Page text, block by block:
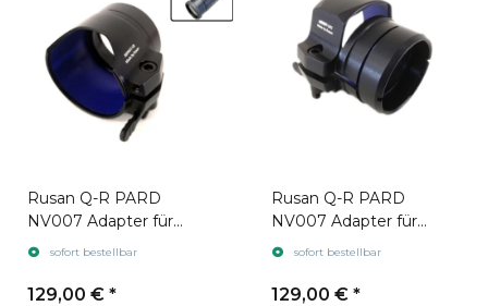
Rusan Q-R PARD
NV007 Adapter für
Zielfernrohr Leica
sofort bestellbar
129,00 € *
Rusan Q-R PARD
NV007 Adapter für
Zielfernrohr Swarovski
sofort bestellbar
129,00 € *